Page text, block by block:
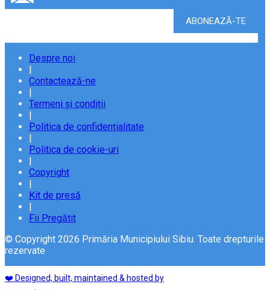
Despre noi
|
Contactează-ne
|
Termeni și condiții
|
Politica de confidențialitate
|
Politica de cookie-uri
|
Copyright
|
Kit de presă
|
Fii Pregătit
© Copyright 2026 Primăria Municipiului Sibiu. Toate drepturile
rezervate
❤️ Designed, built, maintained & hosted by